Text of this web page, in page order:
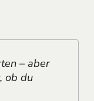
– aber
ob du